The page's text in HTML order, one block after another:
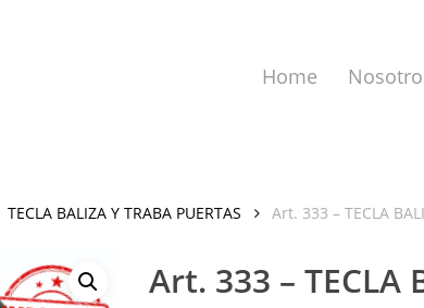
Home
TECLA BALIZA Y TRABA PUERTAS Art. 333 – TECLA
Art. 333 – TECLA